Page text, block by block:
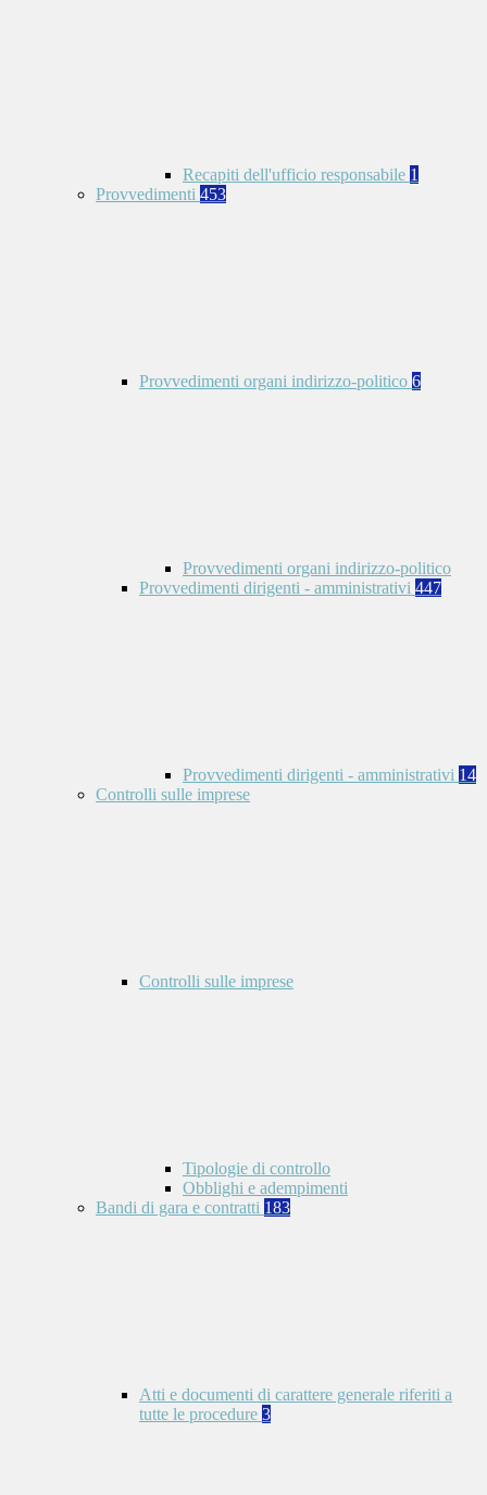
Recapiti dell'ufficio responsabile 1
Provvedimenti 453
Provvedimenti organi indirizzo-politico 6
Provvedimenti organi indirizzo-politico
Provvedimenti dirigenti - amministrativi 447
Provvedimenti dirigenti - amministrativi 14
Controlli sulle imprese
Controlli sulle imprese
Tipologie di controllo
Obblighi e adempimenti
Bandi di gara e contratti 183
Atti e documenti di carattere generale riferiti a
tutte le procedure 3